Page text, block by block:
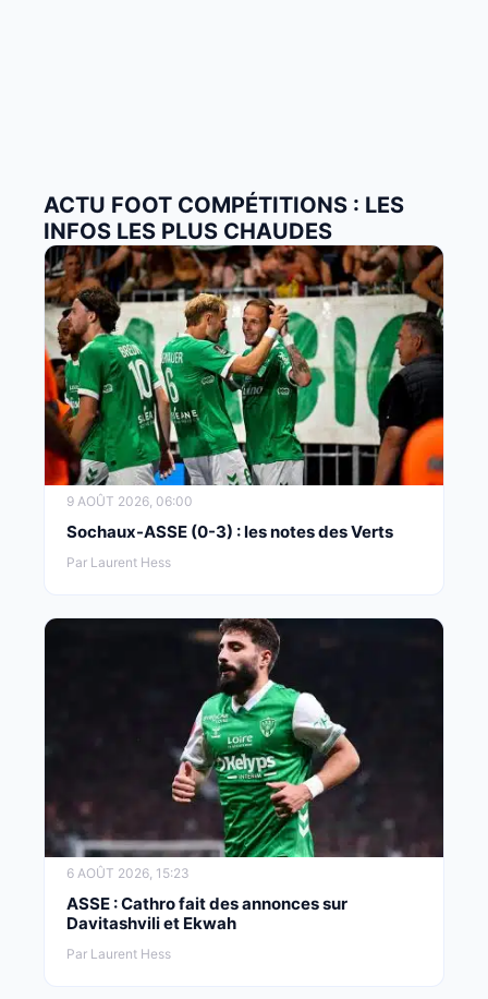
ACTU FOOT COMPÉTITIONS : LES
INFOS LES PLUS CHAUDES
9 AOÛT 2026, 06:00
Sochaux-ASSE (0-3) : les notes des Verts
Par Laurent Hess
6 AOÛT 2026, 15:23
ASSE : Cathro fait des annonces sur
Davitashvili et Ekwah
Par Laurent Hess